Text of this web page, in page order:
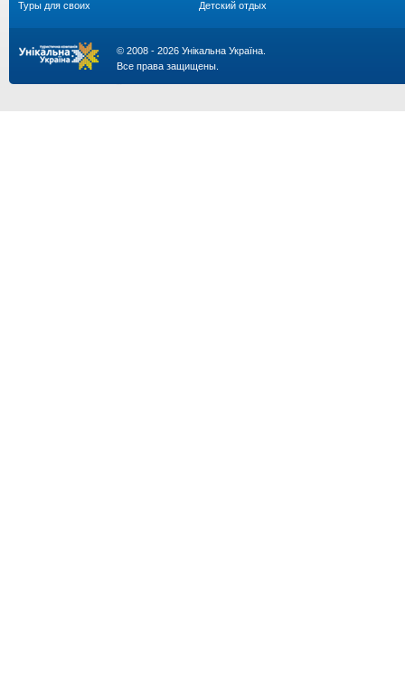
Туры для своих Детский отдых
© 2008 - 2026 Унікальна Україна.
Все права защищены.